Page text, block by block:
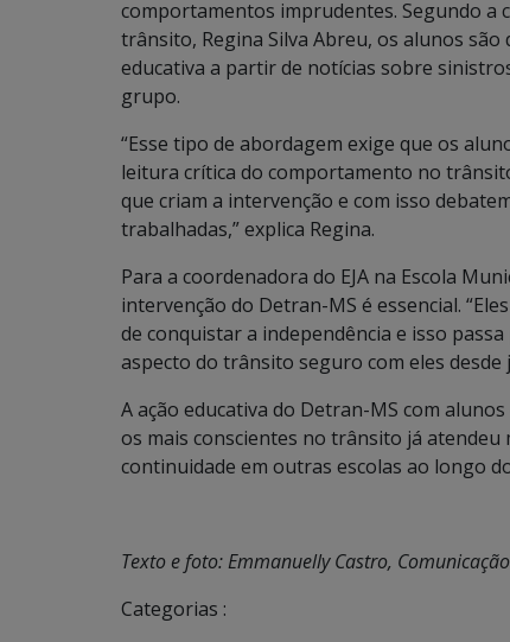
comportamentos imprudentes. Segundo a
trânsito, Regina Silva Abreu, os alunos
educativa a partir de notícias sobre
grupo.
“Esse tipo de abordagem exige que os
leitura crítica do comportamento no
que criam a intervenção e com isso
trabalhadas,” explica Regina.
Para a coordenadora do EJA na Escola
intervenção do Detran-MS é essencial.
de conquistar a independência e isso
aspecto do trânsito seguro com eles
A ação educativa do Detran-MS com
os mais conscientes no trânsito já atendeu
continuidade em outras escolas ao longo
Texto e foto: Emmanuelly Castro,
Categorias :